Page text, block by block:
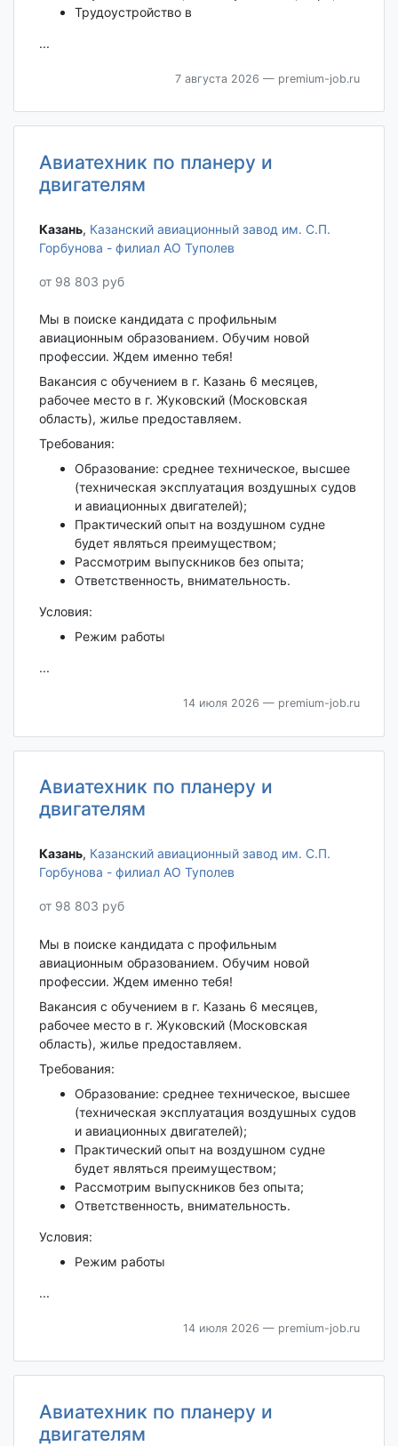
Трудоустройство в
...
7 августа 2026 — premium-job.ru
Авиатехник по планеру и
двигателям
Казань‎, Казанский авиационный завод им. С.П.
Горбунова - филиал АО Туполев
от 98 803 руб
Мы в поиске кандидата с профильным
авиационным образованием. Обучим новой
профессии. Ждем именно тебя!
Вакансия с обучением в г. Казань 6 месяцев,
рабочее место в г. Жуковский (Московская
область), жилье предоставляем.
Требования:
Образование: среднее техническое, высшее
(техническая эксплуатация воздушных судов
и авиационных двигателей);
Практический опыт на воздушном судне
будет являться преимуществом;
Рассмотрим выпускников без опыта;
Ответственность, внимательность.
Условия:
Режим работы
...
14 июля 2026 — premium-job.ru
Авиатехник по планеру и
двигателям
Казань‎, Казанский авиационный завод им. С.П.
Горбунова - филиал АО Туполев
от 98 803 руб
Мы в поиске кандидата с профильным
авиационным образованием. Обучим новой
профессии. Ждем именно тебя!
Вакансия с обучением в г. Казань 6 месяцев,
рабочее место в г. Жуковский (Московская
область), жилье предоставляем.
Требования:
Образование: среднее техническое, высшее
(техническая эксплуатация воздушных судов
и авиационных двигателей);
Практический опыт на воздушном судне
будет являться преимуществом;
Рассмотрим выпускников без опыта;
Ответственность, внимательность.
Условия:
Режим работы
...
14 июля 2026 — premium-job.ru
Авиатехник по планеру и
двигателям